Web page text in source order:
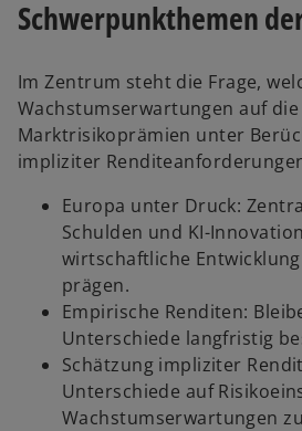
Schwerpunkthemen
Im Zentrum steht die Frage,
Wachstumserwartungen auf
Marktrisikoprämien unter
impliziter
Europa unter Druck:
Schulden und KI-
wirtschaftliche
prägen.
Empirische Renditen:
Unterschiede langfristig
Schätzung impliziter
Unterschiede auf
Wachstumserwartungen